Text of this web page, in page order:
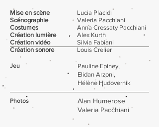
Lucia Placidi
Valeria Pacchiani
Anna Cressaty Pacchiani
Alex Kurth
Silvia Fabiani
Louis Crelier
Mise en scène
Scénographie
Costumes
Création lumière
Création vidéo
Création sonore
Jeu
Pauline Epiney,
Elidan Arzoni,
Hélène Hudovernik
Alan Humerose
Valeria Pacchiani
Photos